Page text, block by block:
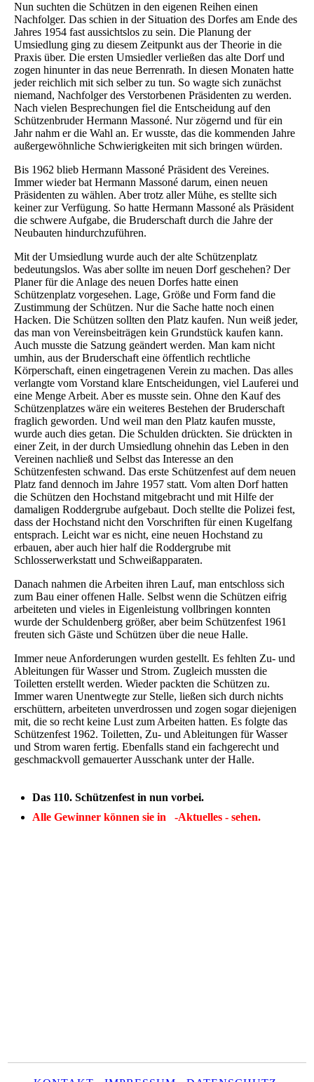
Nun suchten die Schützen in den eigenen Reihen einen
Nachfolger. Das schien in der Situation des Dorfes am Ende des
Jahres 1954 fast aussichtslos zu sein. Die Planung der
Umsiedlung ging zu diesem Zeitpunkt aus der Theorie in die
Praxis über. Die ersten Umsiedler verließen das alte Dorf und
zogen hinunter in das neue Berrenrath. In diesen Monaten hatte
jeder reichlich mit sich selber zu tun. So wagte sich zunächst
niemand, Nachfolger des Verstorbenen Präsidenten zu werden.
Nach vielen Besprechungen fiel die Entscheidung auf den
Schützenbruder Hermann Massoné. Nur zögernd und für ein
Jahr nahm er die Wahl an. Er wusste, das die kommenden Jahre
außergewöhnliche Schwierigkeiten mit sich bringen würden.
Bis 1962 blieb Hermann Massoné Präsident des Vereines.
Immer wieder bat Hermann Massoné darum, einen neuen
Präsidenten zu wählen. Aber trotz aller Mühe, es stellte sich
keiner zur Verfügung. So hatte Hermann Massoné als Präsident
die schwere Aufgabe, die Bruderschaft durch die Jahre der
Neubauten hindurchzuführen.
Mit der Umsiedlung wurde auch der alte Schützenplatz
bedeutungslos. Was aber sollte im neuen Dorf geschehen? Der
Planer für die Anlage des neuen Dorfes hatte einen
Schützenplatz vorgesehen. Lage, Größe und Form fand die
Zustimmung der Schützen. Nur die Sache hatte noch einen
Hacken. Die Schützen sollten den Platz kaufen. Nun weiß jeder,
das man von Vereinsbeiträgen kein Grundstück kaufen kann.
Auch musste die Satzung geändert werden. Man kam nicht
umhin, aus der Bruderschaft eine öffentlich rechtliche
Körperschaft, einen eingetragenen Verein zu machen. Das alles
verlangte vom Vorstand klare Entscheidungen, viel Lauferei und
eine Menge Arbeit. Aber es musste sein. Ohne den Kauf des
Schützenplatzes wäre ein weiteres Bestehen der Bruderschaft
fraglich geworden. Und weil man den Platz kaufen musste,
wurde auch dies getan. Die Schulden drückten. Sie drückten in
einer Zeit, in der durch Umsiedlung ohnehin das Leben in den
Vereinen nachließ und Selbst das Interesse an den
Schützenfesten schwand. Das erste Schützenfest auf dem neuen
Platz fand dennoch im Jahre 1957 statt. Vom alten Dorf hatten
die Schützen den Hochstand mitgebracht und mit Hilfe der
damaligen Roddergrube aufgebaut. Doch stellte die Polizei fest,
dass der Hochstand nicht den Vorschriften für einen Kugelfang
entsprach. Leicht war es nicht, eine neuen Hochstand zu
erbauen, aber auch hier half die Roddergrube mit
Schlosserwerkstatt und Schweißapparaten.
Danach nahmen die Arbeiten ihren Lauf, man entschloss sich
zum Bau einer offenen Halle. Selbst wenn die Schützen eifrig
arbeiteten und vieles in Eigenleistung vollbringen konnten
wurde der Schuldenberg größer, aber beim Schützenfest 1961
freuten sich Gäste und Schützen über die neue Halle.
Immer neue Anforderungen wurden gestellt. Es fehlten Zu- und
Ableitungen für Wasser und Strom. Zugleich mussten die
Toiletten erstellt werden. Wieder packten die Schützen zu.
Immer waren Unentwegte zur Stelle, ließen sich durch nichts
erschüttern, arbeiteten unverdrossen und zogen sogar diejenigen
mit, die so recht keine Lust zum Arbeiten hatten. Es folgte das
Schützenfest 1962. Toiletten, Zu- und Ableitungen für Wasser
und Strom waren fertig. Ebenfalls stand ein fachgerecht und
geschmackvoll gemauerter Ausschank unter der Halle.
Das 110. Schützenfest in nun vorbei.
Alle Gewinner können sie in -Aktuelles - sehen.